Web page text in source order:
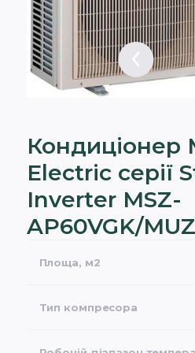
Кондиціонер
Electric серії
Inverter MSZ-
AP60VGK/
Площа, м2
Тип компресора